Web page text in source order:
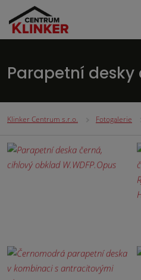
Parapetní desky
Klinker Centrum s.r.o. Fotogalerie